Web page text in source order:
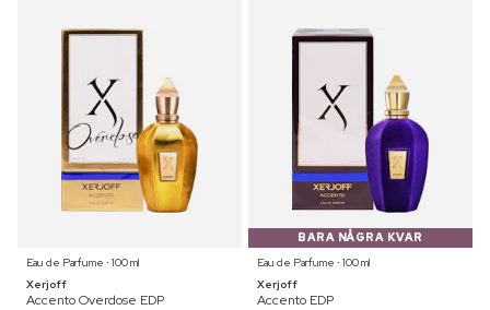
Eau de Parfume ⋅ 100 ml
Xerjoff
Accento Overdose EDP
BARA NÅGRA KVAR
Eau de Parfume ⋅ 100 ml
Xerjoff
Accento EDP